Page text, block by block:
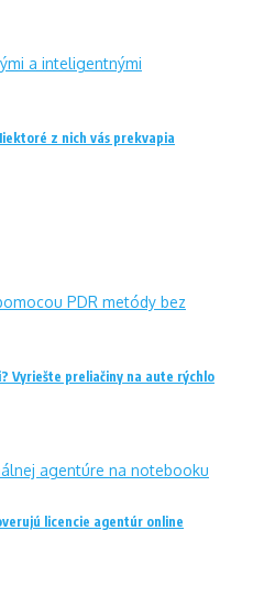
z nich vás prekvapia
Vyriešte preliačiny na aute rýchlo
licencie agentúr online